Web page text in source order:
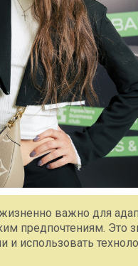
важно для
предпочтениям. Это
использовать